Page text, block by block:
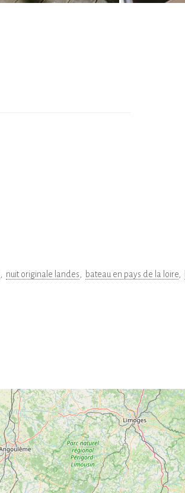
nuit originale landes bateau en pays de la loire